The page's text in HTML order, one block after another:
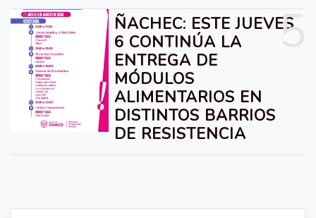
5
ÑACHEC: ESTE JUEVES
6 CONTINÚA LA
ENTREGA DE
MÓDULOS
ALIMENTARIOS EN
DISTINTOS BARRIOS
DE RESISTENCIA